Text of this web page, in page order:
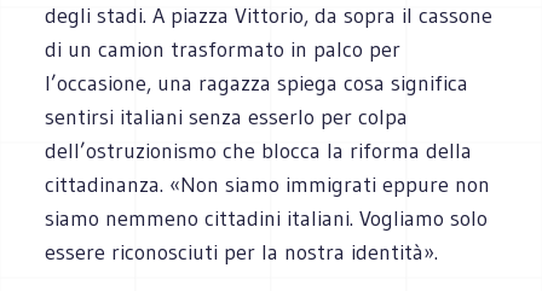
degli stadi. A piazza Vittorio, da sopra il cassone
di un camion trasformato in palco per
l’occasione, una ragazza spiega cosa significa
sentirsi italiani senza esserlo per colpa
dell’ostruzionismo che blocca la riforma della
cittadinanza. «Non siamo immigrati eppure non
siamo nemmeno cittadini italiani. Vogliamo solo
essere riconosciuti per la nostra identità».